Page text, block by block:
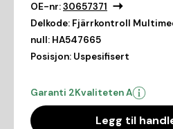
OE-nr:30657371
Delkode: Fjärrkontroll
null: HA547665
Posisjon: Uspesifisert
Garanti 2Kvaliteten A
Legg til